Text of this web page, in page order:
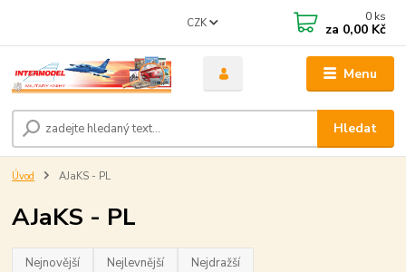
Menu
CZK
Hledat
0 ks
za 0,00 Kč
Úvod AJaKS - PL
AJaKS - PL
Nejnovější Nejlevnější Nejdražší